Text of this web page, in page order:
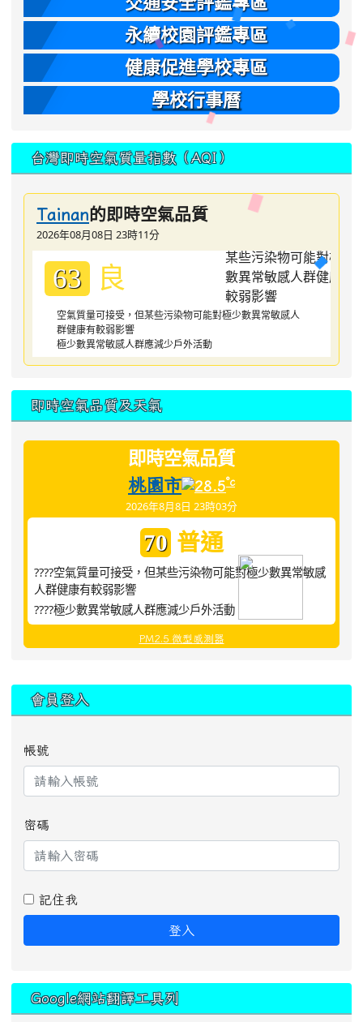
永續校園評鑑專區
健康促進學校專區
學校行事曆
台灣即時空氣質量指數（AQI）
Tainan的即時空氣品質
2026年08月08日 23時11分
63 良
空氣質量可接受，但某些污染物可能對極少數異常敏感人
群健康有較弱影響
極少數異常敏感人群應減少戶外活動
即時空氣品質及天氣
即時空氣品質
桃園市 28.5°c
2026年8月8日 23時03分
70 普通
????空氣質量可接受，但某些污染物可能對極少數異常敏感
人群健康有較弱影響
????極少數異常敏感人群應減少戶外活動
PM2.5 微型感測器
會員登入
帳號
密碼
記住我
登入
Google網站翻譯工具列